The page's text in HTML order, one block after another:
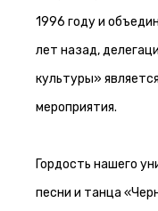
1996 году и
лет назад,
культуры»
мероприятия.
Гордость нашего
песни и танца